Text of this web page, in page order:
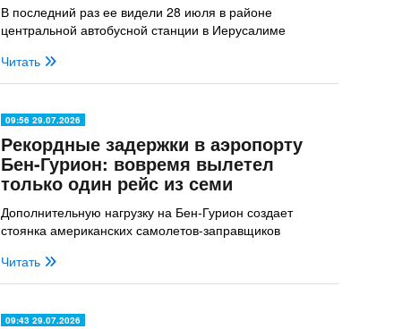
В последний раз ее видели 28 июля в районе
центральной автобусной станции в Иерусалиме
Читать
09:56 29.07.2026
Рекордные задержки в аэропорту
Бен-Гурион: вовремя вылетел
только один рейс из семи
Дополнительную нагрузку на Бен-Гурион создает
стоянка американских самолетов-заправщиков
Читать
09:43 29.07.2026